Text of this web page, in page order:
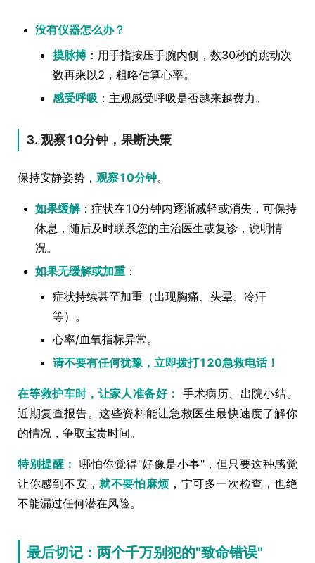
没有仪器怎么办？
摸脉搏：用手指按压手腕内侧，数30秒的跳动次
数再乘以2，粗略估算心率。
感受呼吸 ：主观感受呼吸是否越来越费力。
3. 观察10分钟，果断决策
保持安静姿势， 观察10分钟。
如果缓解：症状在10分钟内逐渐减轻或消失，可保持
休息，随后及时联系您的主治医生或复诊，说明情
况。
如果无缓解或加重 ：
症状持续甚至加重（出现胸痛、头晕、冷汗
等）。
心率/血氧指标异常。
请不要有任何犹豫，立即拨打120急救电话！
在等救护车时，让家人准备好： 手术病历、出院小结、
近期复查报告。这些资料能让急救医生最快速度了解你
的情况，争取宝贵时间。
特别提醒： 哪怕你觉得"好像是小事"，但只要这种感觉
让你感到不安，就不要怕麻烦，宁可多一次检查，也绝
不能漏过任何潜在风险。
最后切记：两个千万别犯的"致命错误"